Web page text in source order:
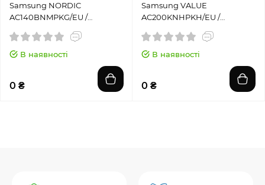
Samsung NORDIC
AC140BNMPKG/EU /
В наявності
0 ₴
Samsung VALUE
AC200KNHPKH/EU /
В наявності
0 ₴